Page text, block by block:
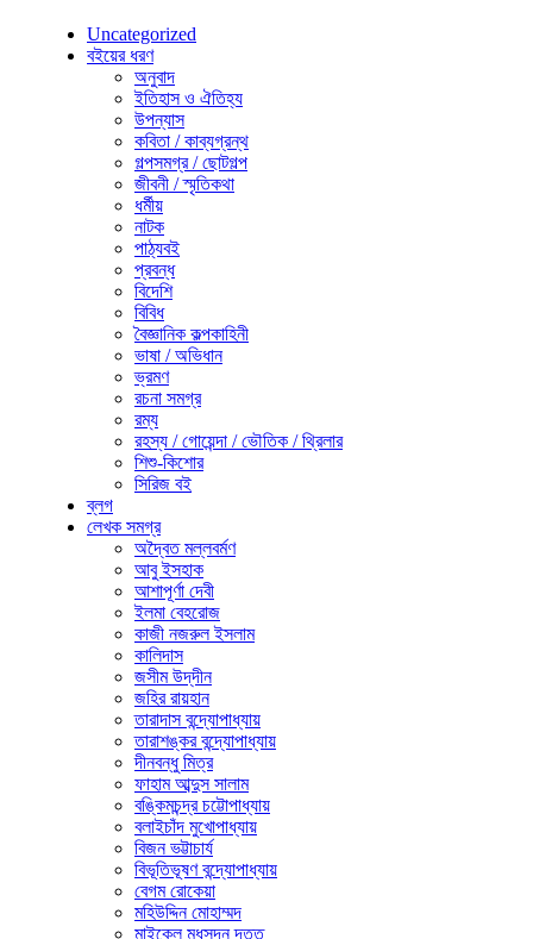
Uncategorized
বইয়ের ধরণ
অনুবাদ
ইতিহাস ও ঐতিহ্য
উপন্যাস
কবিতা / কাব্যগ্রন্থ
গল্পসমগ্র / ছোটগল্প
জীবনী / স্মৃতিকথা
ধর্মীয়
নাটক
পাঠ্যবই
প্রবন্ধ
বিদেশি
বিবিধ
বৈজ্ঞানিক কল্পকাহিনী
ভাষা / অভিধান
ভ্রমণ
রচনা সমগ্র
রম্য
রহস্য / গোয়েন্দা / ভৌতিক / থ্রিলার
শিশু-কিশোর
সিরিজ বই
ব্লগ
লেখক সমগ্র
অদ্বৈত মল্লবর্মণ
আবু ইসহাক
আশাপূর্ণা দেবী
ইলমা বেহরোজ
কাজী নজরুল ইসলাম
কালিদাস
জসীম উদ্‌দীন
জহির রায়হান
তারাদাস বন্দ্যোপাধ্যায়
তারাশঙ্কর বন্দ্যোপাধ্যায়
দীনবন্ধু মিত্র
ফাহাম আব্দুস সালাম
বঙ্কিমচন্দ্র চট্টোপাধ্যায়
বলাইচাঁদ মুখোপাধ্যায়
বিজন ভট্টাচার্য
বিভূতিভূষণ বন্দ্যোপাধ্যায়
বেগম রোকেয়া
মহিউদ্দিন মোহাম্মদ
মাইকেল মধুসূদন দত্ত